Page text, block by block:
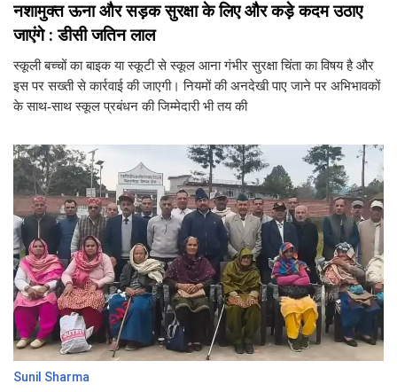
नशामुक्त ऊना और सड़क सुरक्षा के लिए और कड़े कदम उठाए
जाएंगे : डीसी जतिन लाल
स्कूली बच्चों का बाइक या स्कूटी से स्कूल आना गंभीर सुरक्षा चिंता का विषय है और
इस पर सख्ती से कार्रवाई की जाएगी। नियमों की अनदेखी पाए जाने पर अभिभावकों
के साथ-साथ स्कूल प्रबंधन की जिम्मेदारी भी तय की
Sunil Sharma